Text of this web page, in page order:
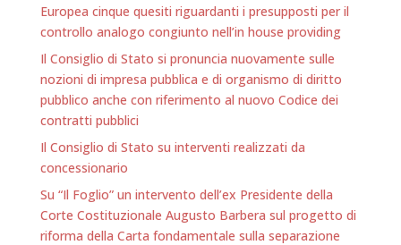
Europea cinque quesiti riguardanti i presupposti per il
controllo analogo congiunto nell’in house providing
Il Consiglio di Stato si pronuncia nuovamente sulle
nozioni di impresa pubblica e di organismo di diritto
pubblico anche con riferimento al nuovo Codice dei
contratti pubblici
Il Consiglio di Stato su interventi realizzati da
concessionario
Su “Il Foglio” un intervento dell’ex Presidente della
Corte Costituzionale Augusto Barbera sul progetto di
riforma della Carta fondamentale sulla separazione